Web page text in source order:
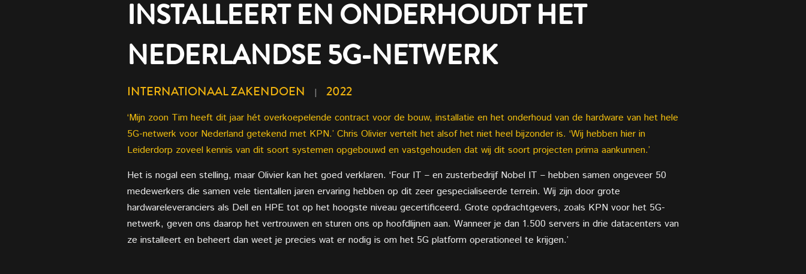
INSTALLEERT EN ONDERHOUDT HET
NEDERLANDSE 5G-NETWERK
INTERNATIONAAL ZAKENDOEN | 2022
‘Mijn zoon Tim heeft dit jaar hét overkoepelende contract voor de bouw, installatie en het onderhoud van de hardware van het hele
5G-netwerk voor Nederland getekend met KPN.’ Chris Olivier vertelt het alsof het niet heel bijzonder is. ‘Wij hebben hier in
Leiderdorp zoveel kennis van dit soort systemen opgebouwd en vastgehouden dat wij dit soort projecten prima aankunnen.’
Het is nogal een stelling, maar Olivier kan het goed verklaren. ‘Four IT – en zusterbedrijf Nobel IT – hebben samen ongeveer 50
medewerkers die samen vele tientallen jaren ervaring hebben op dit zeer gespecialiseerde terrein. Wij zijn door grote
hardwareleveranciers als Dell en HPE tot op het hoogste niveau gecertificeerd. Grote opdrachtgevers, zoals KPN voor het 5G-
netwerk, geven ons daarop het vertrouwen en sturen ons op hoofdlijnen aan. Wanneer je dan 1.500 servers in drie datacenters van
ze installeert en beheert dan weet je precies wat er nodig is om het 5G platform operationeel te krijgen.’